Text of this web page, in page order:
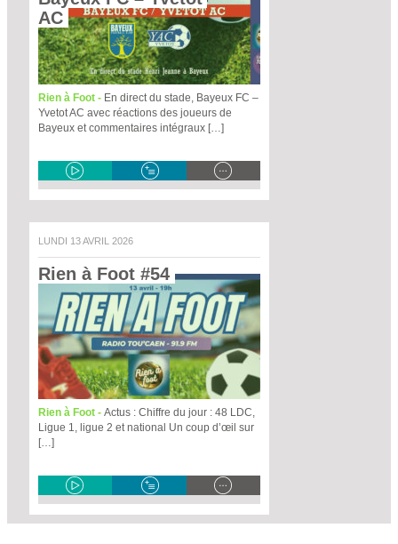
AC
Rien à Foot - En direct du stade, Bayeux FC –
Yvetot AC avec réactions des joueurs de
Bayeux et commentaires intégraux […]
LUNDI 13 AVRIL 2026
Rien à Foot #54
Rien à Foot - Actus : Chiffre du jour : 48 LDC,
Ligue 1, ligue 2 et national Un coup d’œil sur
[…]